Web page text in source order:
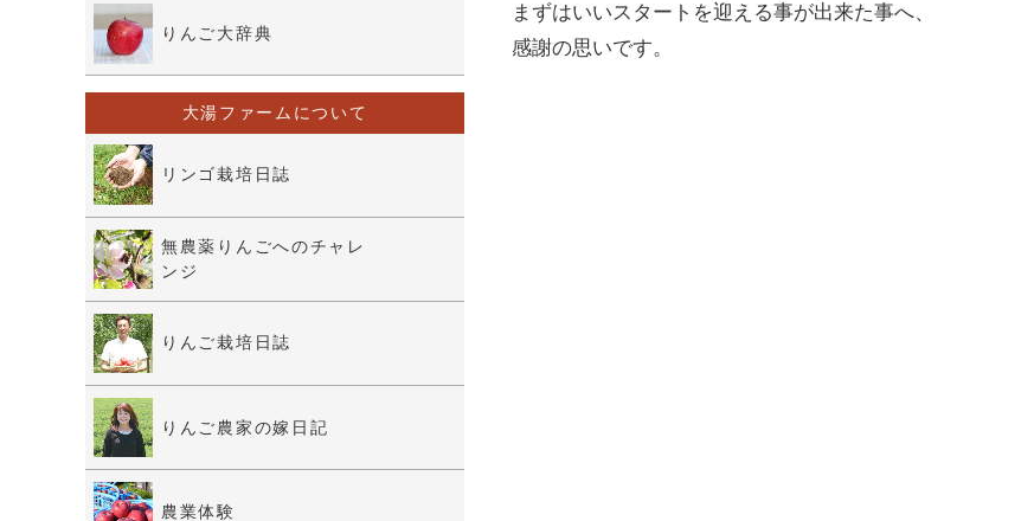
まずはいいスタートを迎える事が出来た事へ、
感謝の思いです。
りんご大辞典
大湯ファームについて
リンゴ栽培日誌
無農薬りんごへのチャレ
ンジ
りんご栽培日誌
りんご農家の嫁日記
農業体験